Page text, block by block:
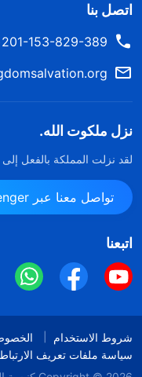
اتصل بنا
201-153-829-389+ 213-551-750-916+
نزل ملكوت الله.
لقد نزلت المملكة بالفعل
تواصل معنا عبر Messenger
اتبعنا
شروط الاستخدام
سياسة ملفات تعريف الارتباط